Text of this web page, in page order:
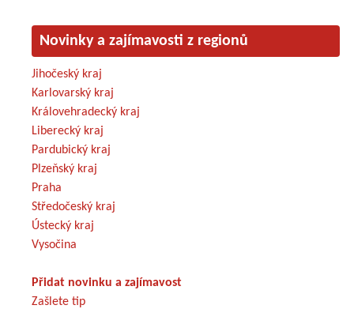
Novinky a zajímavosti z regionů
Jihočeský kraj
Karlovarský kraj
Královehradecký kraj
Liberecký kraj
Pardubický kraj
Plzeňský kraj
Praha
Středočeský kraj
Ústecký kraj
Vysočina
Přidat novinku a zajímavost
Zašlete tip